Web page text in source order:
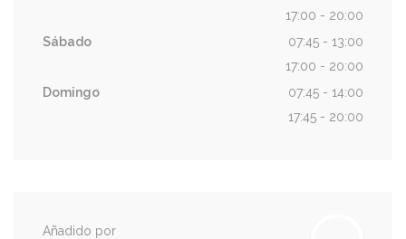
17:00 - 20:00
Sábado
07:45 - 13:00
17:00 - 20:00
Domingo
07:45 - 14:00
17:45 - 20:00
Añadido por